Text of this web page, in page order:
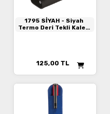
1795 SİYAH - Siyah
Termo Deri Tekli Kalem
125,00 TL